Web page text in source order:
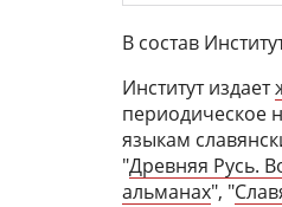
В состав
Институт издает
периодическое
языкам
"Древняя Русь.
альманах", "